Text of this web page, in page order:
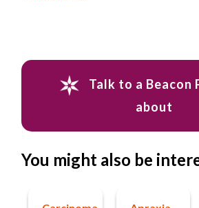
Talk to a Beacon
about
You might also be